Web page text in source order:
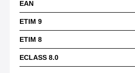
EAN
ETIM 9
ETIM 8
ECLASS 8.0